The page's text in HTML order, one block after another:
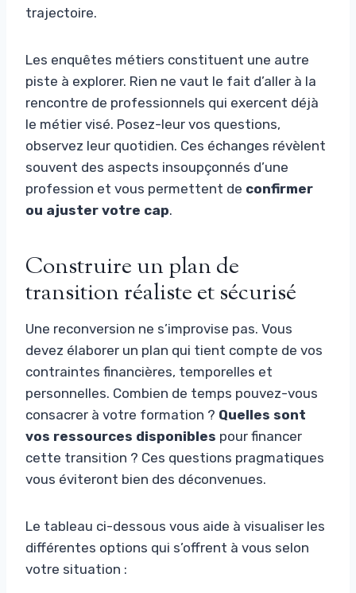
trajectoire.
Les enquêtes métiers constituent une autre
piste à explorer. Rien ne vaut le fait d’aller à la
rencontre de professionnels qui exercent déjà
le métier visé. Posez-leur vos questions,
observez leur quotidien. Ces échanges révèlent
souvent des aspects insoupçonnés d’une
profession et vous permettent de confirmer
ou ajuster votre cap.
Construire un plan de
transition réaliste et sécurisé
Une reconversion ne s’improvise pas. Vous
devez élaborer un plan qui tient compte de vos
contraintes financières, temporelles et
personnelles. Combien de temps pouvez-vous
consacrer à votre formation ? Quelles sont
vos ressources disponibles pour financer
cette transition ? Ces questions pragmatiques
vous éviteront bien des déconvenues.
Le tableau ci-dessous vous aide à visualiser les
différentes options qui s’offrent à vous selon
votre situation :